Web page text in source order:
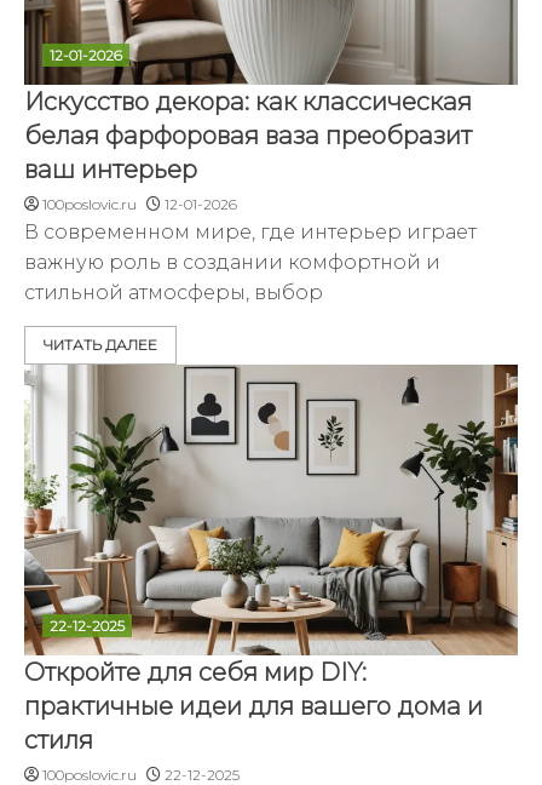
12-01-2026
Искусство декора: как классическая
белая фарфоровая ваза преобразит
ваш интерьер
100poslovic.ru 12-01-2026
В современном мире, где интерьер играет
важную роль в создании комфортной и
стильной атмосферы, выбор
ЧИТАТЬ ДАЛЕЕ
22-12-2025
Откройте для себя мир DIY:
практичные идеи для вашего дома и
стиля
100poslovic.ru 22-12-2025